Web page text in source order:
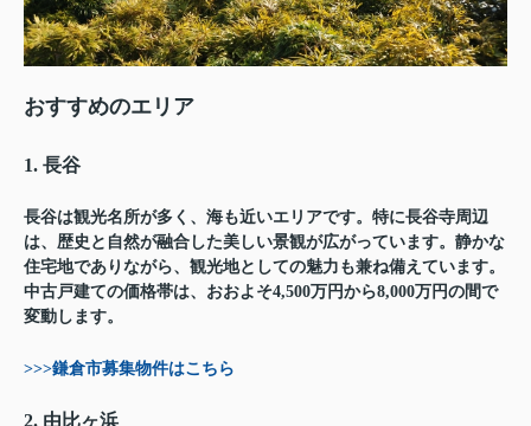
おすすめのエリア
1. 長谷
長谷は観光名所が多く、海も近いエリアです。特に長谷寺周辺
は、歴史と自然が融合した美しい景観が広がっています。静かな
住宅地でありながら、観光地としての魅力も兼ね備えています。
中古戸建ての価格帯は、おおよそ4,500万円から8,000万円の間で
変動します。
>>>鎌倉市募集物件はこちら
2. 由比ヶ浜